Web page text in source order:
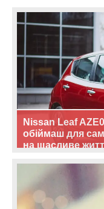
Nissan Leaf
обіймаш для
на щасливе